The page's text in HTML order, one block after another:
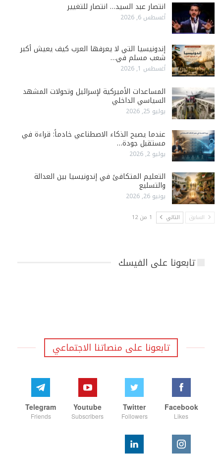
انتصار عبد السيد… انتصار للتغيير
أغسطس 6, 2026
إندونيسيا التي لا يعرفها العرب كيف يعيش أكبر
شعب مسلم في…
أغسطس 1, 2026
المساعدات الأميركية لإسرائيل وتحولات المشهد
السياسي الداخلي
يوليو 25, 2026
عندما يصبح الذكاء الاصطناعي خادماً: قراءة في
مستقبل جودة…
يوليو 2, 2026
التعليم المتكافئ في إندونيسيا بين العدالة
والتسليع
يونيو 26, 2026
السابق التالي 1 من 12
تابعونا على الفيسك
تابعونا على منصاتنا الاجتماعي
Facebook
Likes
Twitter
Followers
Youtube
Subscribers
Telegram
Friends